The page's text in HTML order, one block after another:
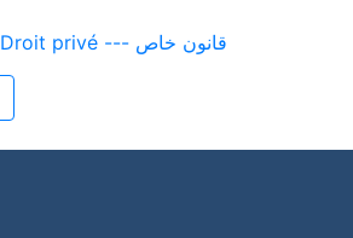
- [ VRPG-Doc-Sc] Droit privé --- قانون خاص